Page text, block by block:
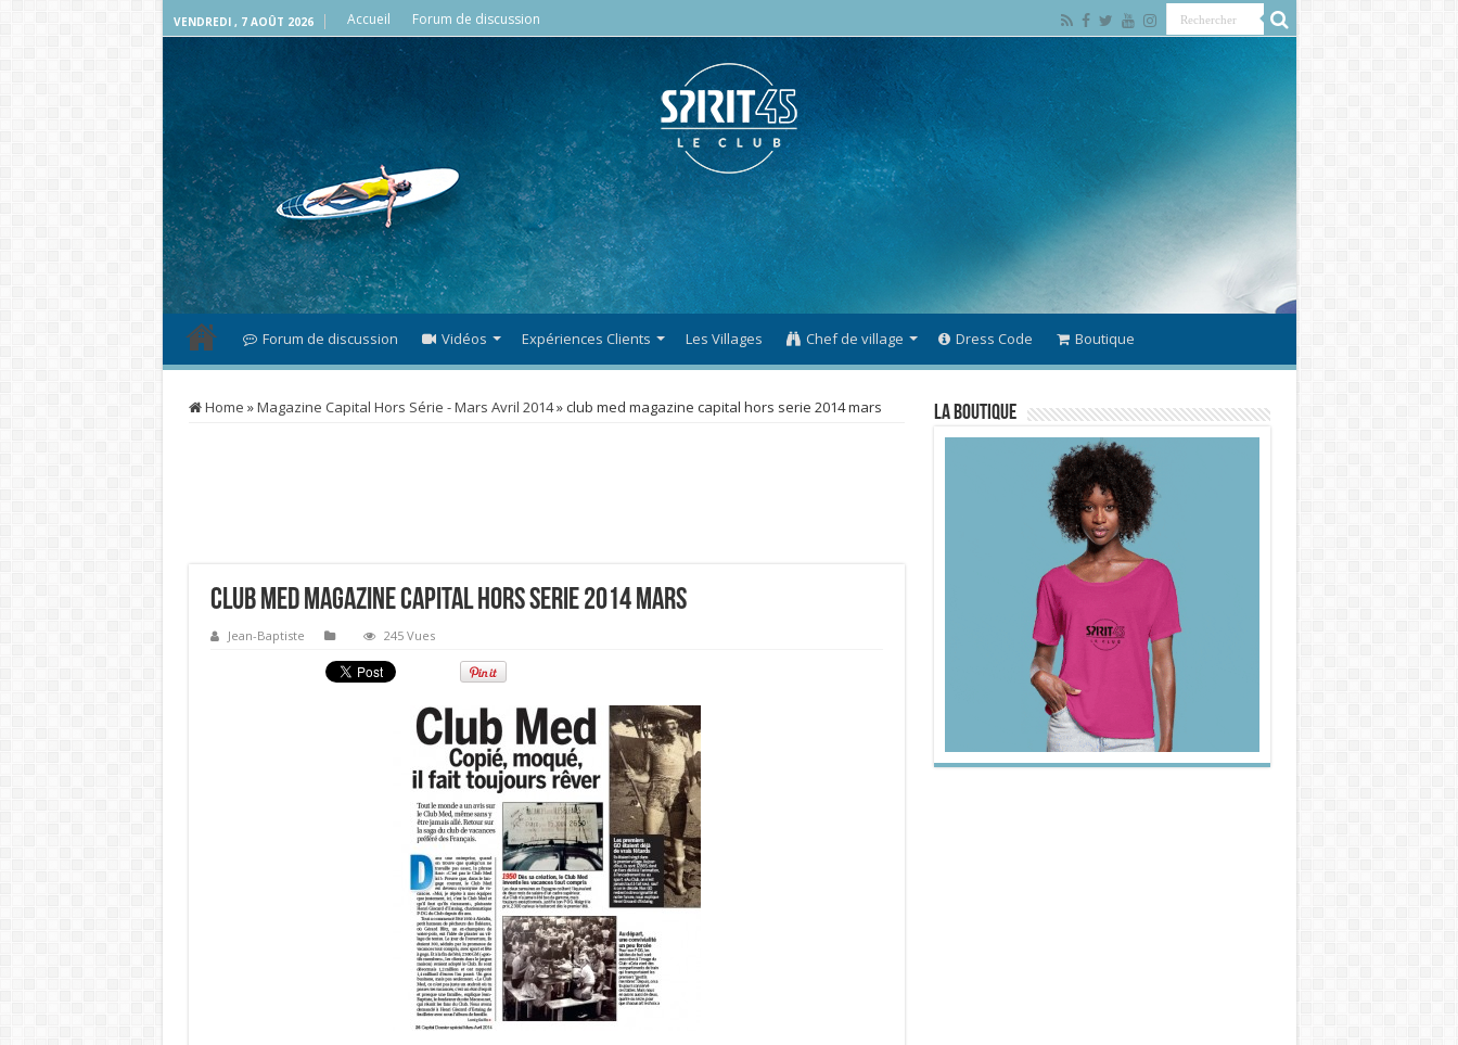
VENDREDI , 7 AOÛT 2026 Accueil Forum de discussion
Forum de discussion Vidéos Expériences Clients Les Villages Chef de village Dress Code Boutique
Home »Magazine Capital Hors Série - Mars Avril 2014»club med magazine capital hors serie 2014 mars
club med magazine capital hors serie 2014 mars
Jean-Baptiste 245 Vues
La Boutique